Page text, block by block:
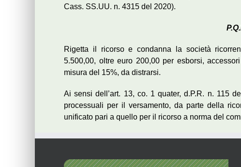
Cass. SS.UU. n. 4315 del 2020).
Rigetta il ricorso e condanna la società
5.500,00, oltre euro 200,00 per esborsi,
misura del 15%, da distrarsi.
Ai sensi dell’art. 13, co. 1 quater, d.P.R. n. 115
processuali per il versamento, da parte della
unificato pari a quello per il ricorso a norma del